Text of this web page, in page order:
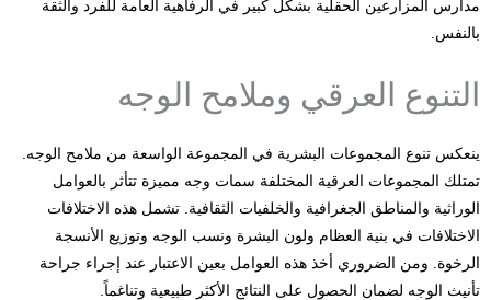
مدارس المزارعين الحقلية بشكل كبير في الرفاهية العامة للفرد والثقة
بالنفس.
التنوع العرقي وملامح الوجه
ينعكس تنوع المجموعات البشرية في المجموعة الواسعة من ملامح الوجه.
تمتلك المجموعات العرقية المختلفة سمات وجه مميزة تتأثر بالعوامل
الوراثية والمناطق الجغرافية والخلفيات الثقافية. تشمل هذه الاختلافات
الاختلافات في بنية العظام ولون البشرة ونسب الوجه وتوزيع الأنسجة
الرخوة. ومن الضروري أخذ هذه العوامل بعين الاعتبار عند إجراء جراحة
تأنيث الوجه لضمان الحصول على النتائج الأكثر طبيعية وتناغماً.